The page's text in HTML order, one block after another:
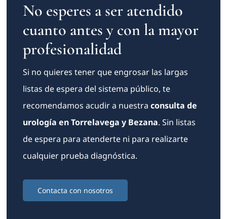
No esperes a ser atendido
cuanto antes y con la mayor
profesionalidad
Si no quieres tener que engrosar las largas
listas de espera del sistema público, te
recomendamos acudir a nuestra consulta de
urología en Torrelavega y Bezana. Sin listas
de espera para atenderte ni para realizarte
cualquier prueba diagnóstica.
Contacta con nosotros